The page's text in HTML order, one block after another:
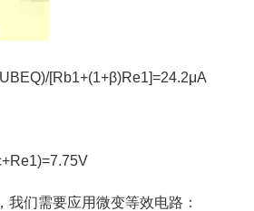
BEQ)/[Rb1+(1+β)Re1]=24.2μA
我们需要应用微变等效电路：